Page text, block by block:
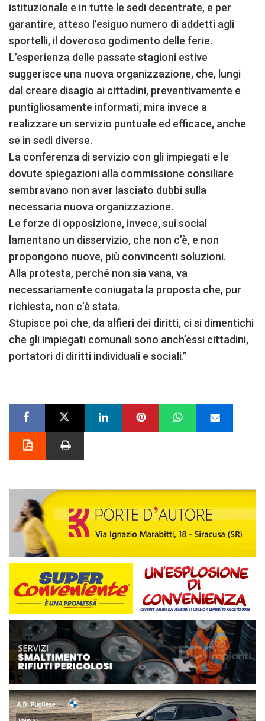
istituzionale e in tutte le sedi decentrate, e per
garantire, atteso l’esiguo numero di addetti agli
sportelli, il doveroso godimento delle ferie.
L’esperienza delle passate stagioni estive
suggerisce una nuova organizzazione, che, lungi
dal creare disagio ai cittadini, preventivamente e
puntigliosamente informati, mira invece a
realizzare un servizio puntuale ed efficace, anche
se in sedi diverse.
La conferenza di servizio con gli impiegati e le
dovute spiegazioni alla commissione consiliare
sembravano non aver lasciato dubbi sulla
necessaria nuova organizzazione.
Le forze di opposizione, invece, sui social
lamentano un disservizio, che non c’è, e non
propongono nuove, più convincenti soluzioni.
Alla protesta, perché non sia vana, va
necessariamente coniugata la proposta che, pur
richiesta, non c’è stata.
Stupisce poi che, da alfieri dei diritti, ci si dimentichi
che gli impiegati comunali sono anch’essi cittadini,
portatori di diritti individuali e sociali.”